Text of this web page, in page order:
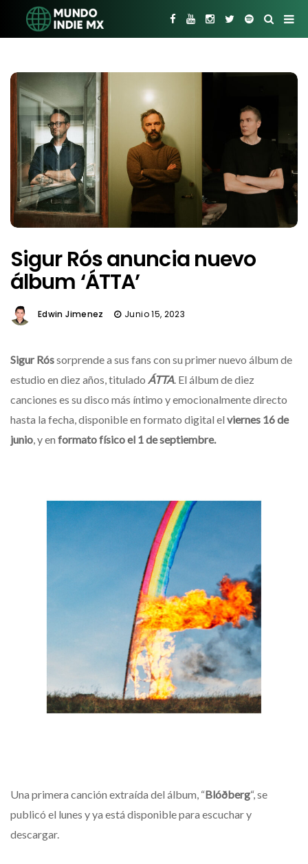
Sigur Rós anuncia nuevo
álbum ‘ÁTTA’
Edwin Jimenez Junio 15, 2023
Sigur Róssorprende a sus fans con su primer nuevo álbum de
estudio en diez años, titulado ÁTTA. El álbum de diez
canciones es su disco más íntimo y emocionalmente directo
hasta la fecha, disponible en formato digital el viernes 16 de
junio , y en formato físico el 1 de septiembre.
Una primera canción extraída del álbum, “Blóðberg“, se
publicó el lunes y ya está disponible para escuchar y
descargar.